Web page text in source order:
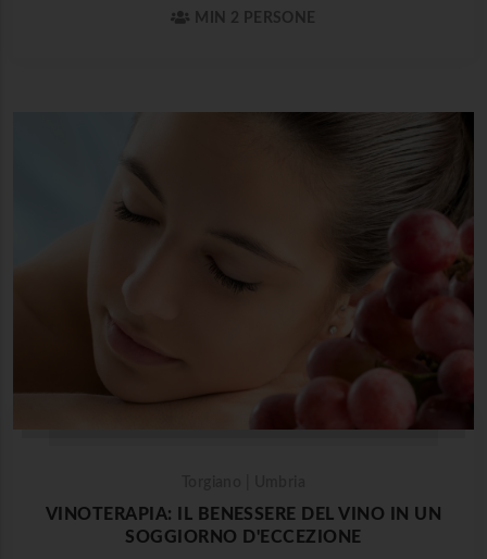
MIN 2 PERSONE
VINOTERAPIA: IL BENESSERE DEL VINO IN UN
SOGGIORNO D'ECCEZIONE